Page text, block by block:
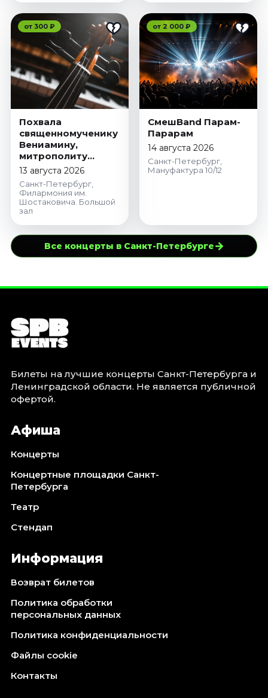
от 300 ₽
Похвала
священномученику
Вениамину,
митрополиту
Петроградскому
13 августа 2026
Санкт-Петербург,
Филармония им.
Шостаковича. Большой
зал
от 2 000 ₽
СмешBand Парам-
Парарам
14 августа 2026
Санкт-Петербург,
Мануфактура 10/12
Все концерты в Санкт-Петербурге→
Билеты на лучшие концерты Санкт-Петербурга и
Ленинградской области. Не является публичной
офертой.
Афиша
Концерты
Концертные площадки Санкт-
Петербурга
Театр
Стендап
Информация
Возврат билетов
Политика обработки
персональных данных
Политика конфиденциальности
Файлы cookie
Контакты